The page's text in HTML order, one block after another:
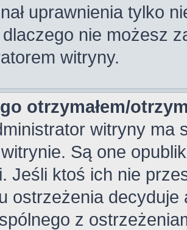
uprawnienia tylko
nie możesz
witryny.
otrzymałem/
witryny ma
Są one
Jeśli ktoś ich nie
ostrzeżenia
z